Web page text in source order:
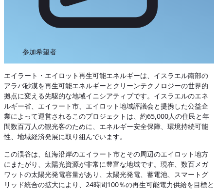
参加希望者
エイラート・エイロット再生可能エネルギーは、イスラエル南部の
アラバ砂漠を再生可能エネルギーとクリーンテクノロジーの世界的
拠点に変える先駆的な地域イニシアティブです。イスラエルのエネ
ルギー省、エイラート市、エイロット地域評議会と提携した公益企
業によって運営されるこのプロジェクトは、約65,000人の住民と年
間数百万人の観光客のために、エネルギー安全保障、環境持続可能
性、地域経済発展に取り組んでいます。
この渓谷は、紅海沿岸のエイラート市とその周辺のエイロット地方
にまたがり、太陽光資源が非常に豊富な地域です。現在、数百メガ
ワットの太陽光発電容量があり、太陽光発電、蓄電池、スマートグ
リッド統合の拡大により、24時間100％の再生可能電力供給を目標と